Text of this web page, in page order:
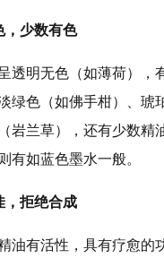
，少数有色
透明无色（如薄荷），
绿色（如佛手柑）、琥
岩兰草），还有少数精
有如蓝色墨水一般。
，拒绝合成
油有活性，具有疗愈的